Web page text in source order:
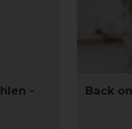
-
Back